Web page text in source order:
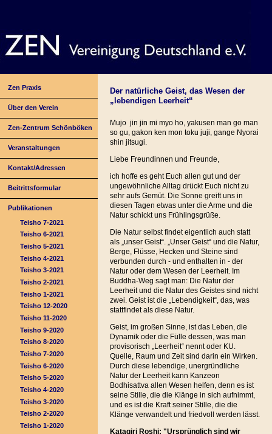
Zen Praxis
Über den Verein
Zen-Zentrum Schönböken
Veranstaltungen
Kontakt/Adressen
Beitrittsformular
Publikationen
Teisho 7-2021
Teisho 6-2021
Teisho 5-2021
Teisho 4-2021
Teisho 3-2021
Teisho 2-2021
Teisho 1-2021
Teisho 12-2020
Teisho 11-2020
Teisho 9-2020
Teisho 8-2020
Teisho 7-2020
Teisho 6-2020
Teisho 5-2020
Teisho 4-2020
Teisho 3-2020
Teisho 2-2020
Teisho 1-2020
Der natürliche Geist, das Wesen der
„lebendigen Leerheit“
Mujo jin jin mi myo ho, yakusen man go man
so gu, gakon ken mon toku juji, gange Nyorai
shin jitsugi.
Liebe Freundinnen und Freunde,
ich hoffe es geht Euch allen gut und der
ungewöhnliche Alltag drückt Euch nicht zu
sehr aufs Gemüt. Die Sonne greift uns in
diesen Tagen etwas unter die Arme und die
Natur schickt uns Frühlingsgrüße.
Die Natur selbst findet eigentlich auch statt
als „unser Geist“. „Unser Geist“ und die Natur,
Berge, Flüsse, Hecken und Steine sind
verbunden durch - und enthalten in - der
Natur oder dem Wesen der Leerheit. Im
Buddha-Weg sagt man: Die Natur der
Leerheit und die Natur des Geistes sind nicht
zwei. Geist ist die „Lebendigkeit“, das, was
stattfindet als diese Natur.
Geist, im großen Sinne, ist das Leben, die
Dynamik oder die Fülle dessen, was man
provisorisch „Leerheit“ nennt oder KU.
Quelle, Raum und Zeit sind darin ein Wirken.
Durch diese lebendige, unergründliche
Natur der Leerheit kann Kanzeon
Bodhisattva allen Wesen helfen, denn es ist
seine Stille, die die Klänge in sich aufnimmt,
und es ist die Kraft seiner Stille, die die
Klänge verwandelt und friedvoll werden lässt.
Katagiri Roshi: "Ursprünglich sind wir